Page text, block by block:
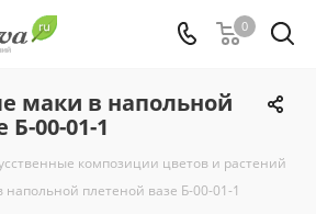
0
маки в напольной
00-01-1
композиции цветов и растений
плетеной вазе Б-00-01-1